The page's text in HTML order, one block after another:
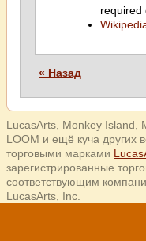
required
« Назад
LucasArts, Monkey Island,
LOOM и ещё куча других
торговыми марками
зарегистрированные
соответствующим
LucasArts, Inc.